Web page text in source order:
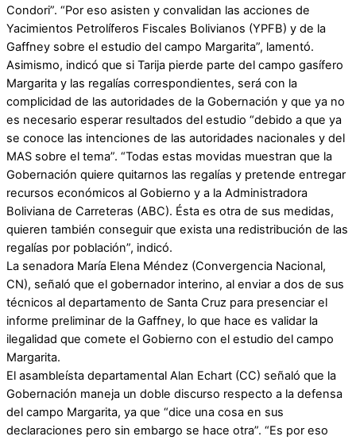
Condori”. “Por eso asisten y convalidan las acciones de
Yacimientos Petrolíferos Fiscales Bolivianos (YPFB) y de la
Gaffney sobre el estudio del campo Margarita”, lamentó.
Asimismo, indicó que si Tarija pierde parte del campo gasífero
Margarita y las regalías correspondientes, será con la
complicidad de las autoridades de la Gobernación y que ya no
es necesario esperar resultados del estudio “debido a que ya
se conoce las intenciones de las autoridades nacionales y del
MAS sobre el tema”. “Todas estas movidas muestran que la
Gobernación quiere quitarnos las regalías y pretende entregar
recursos económicos al Gobierno y a la Administradora
Boliviana de Carreteras (ABC). Ésta es otra de sus medidas,
quieren también conseguir que exista una redistribución de las
regalías por población”, indicó.
La senadora María Elena Méndez (Convergencia Nacional,
CN), señaló que el gobernador interino, al enviar a dos de sus
técnicos al departamento de Santa Cruz para presenciar el
informe preliminar de la Gaffney, lo que hace es validar la
ilegalidad que comete el Gobierno con el estudio del campo
Margarita.
El asambleísta departamental Alan Echart (CC) señaló que la
Gobernación maneja un doble discurso respecto a la defensa
del campo Margarita, ya que “dice una cosa en sus
declaraciones pero sin embargo se hace otra”. “Es por eso